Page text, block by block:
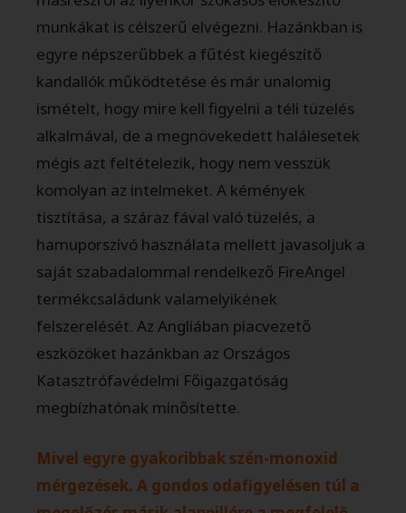
munkákat is célszerű elvégezni. Hazánkban is
egyre népszerűbbek a fűtést kiegészítő
kandallók működtetése és már unalomig
ismételt, hogy mire kell figyelni a téli tüzelés
alkalmával, de a megnövekedett halálesetek
mégis azt feltételezik, hogy nem vesszük
komolyan az intelmeket. A kémények
tisztítása, a száraz fával való tüzelés, a
hamuporszívó használata mellett javasoljuk a
saját szabadalommal rendelkező FireAngel
termékcsaládunk valamelyikének
felszerelését. Az Angliában piacvezető
eszközöket hazánkban az Országos
Katasztrófavédelmi Főigazgatóság
megbízhatónak minősítette.
Mivel egyre gyakoribbak szén-monoxid
mérgezések. A gondos odafigyelésen túl a